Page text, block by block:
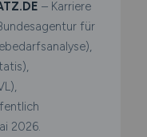
– Karriere
für
2026.